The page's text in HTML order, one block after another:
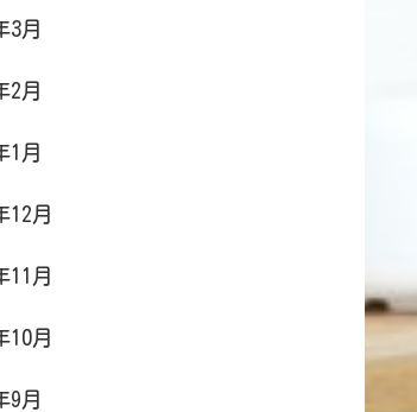
3月
2月
1月
12月
11月
10月
9月